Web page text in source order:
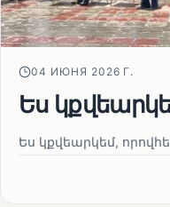
04 ИЮНЯ 2026 Г.
Ես
Ես կքվեարկեմ,